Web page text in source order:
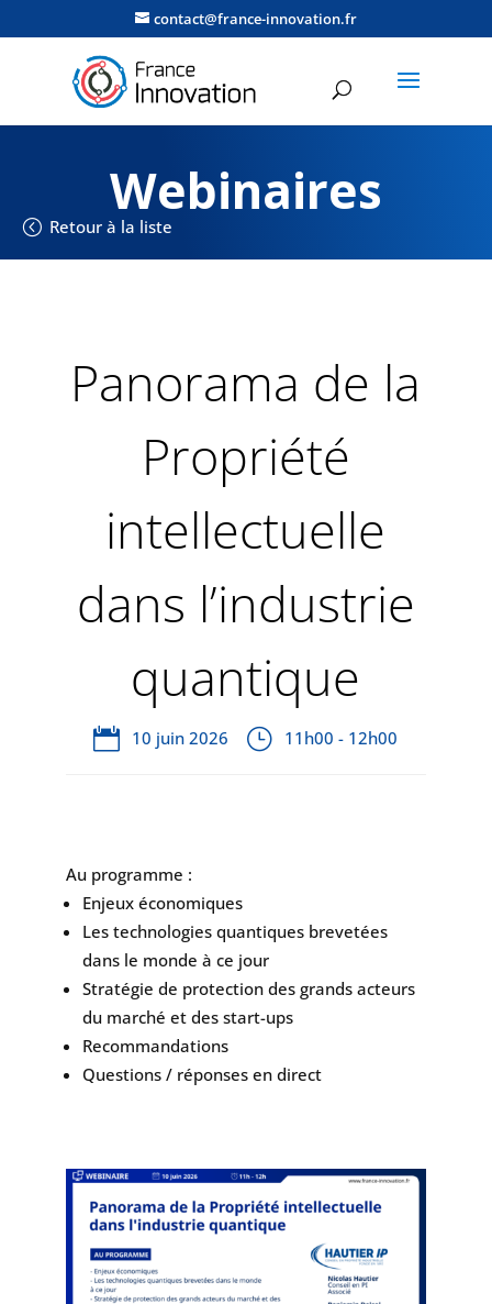
contact@france-innovation.fr
Webinaires
Retour à la liste
Panorama de la
Propriété
intellectuelle
dans l’industrie
quantique
10 juin 2026 11h00 - 12h00
Au programme :
Enjeux économiques
Les technologies quantiques brevetées
dans le monde à ce jour
Stratégie de protection des grands acteurs
du marché et des start-ups
Recommandations
Questions / réponses en direct